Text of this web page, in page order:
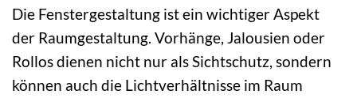
Die Fenstergestaltung ist ein wichtiger Aspekt
der Raumgestaltung. Vorhänge, Jalousien oder
Rollos dienen nicht nur als Sichtschutz, sondern
können auch die Lichtverhältnisse im Raum